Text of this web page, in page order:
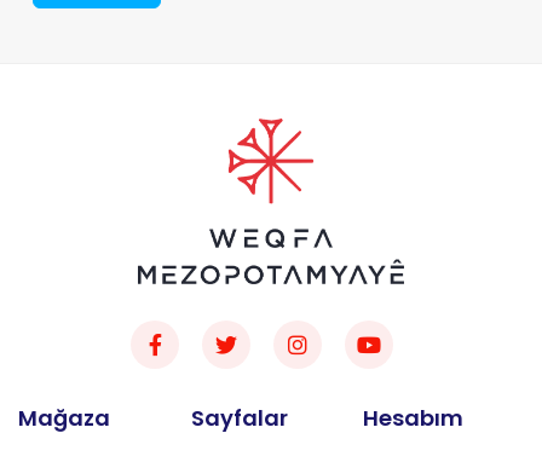
Mağaza Sayfalar Hesabım